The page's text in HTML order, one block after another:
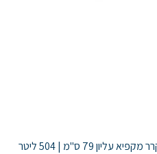
מקרר מקפיא עליון 79 ס"מ | 504 ליטר